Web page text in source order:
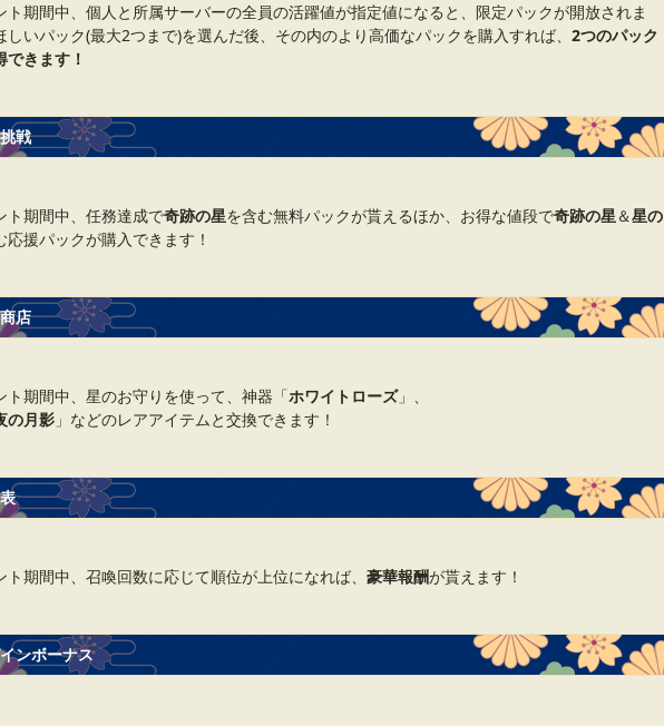
ト期間中、個人と所属サーバーの全員の活躍値が指定値になると、限定パックが開放されま
しいパック(最大2つまで)を選んだ後、その内のより高価なパックを購入すれば、 2つのパック
できます！
戦
ト期間中、任務達成で奇跡の星を含む無料パックが貰えるほか、お得な値段で奇跡の星＆星の
応援パックが購入できます！
店
ト期間中、星のお守りを使って、神器「ホワイトローズ」、
の月影 」などのレアアイテムと交換できます！
ト期間中、召喚回数に応じて順位が上位になれば、 豪華報酬が貰えます！
ンボーナス